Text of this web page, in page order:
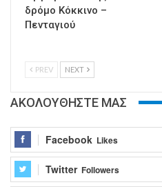
δρόμο Κόκκινο –
Πενταγιού
PREV NEXT
ΑΚΟΛΟΥΘΗΣΤΕ ΜΑΣ
Facebook Likes
Twitter Followers